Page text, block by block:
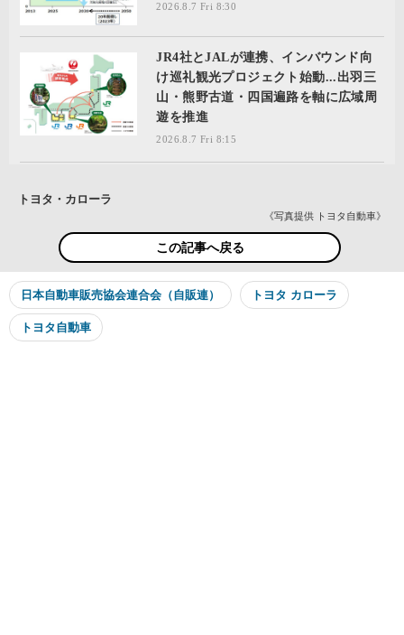
2026.8.7 Fri 8:30
JR4社とJALが連携、インバウンド向
け巡礼観光プロジェクト始動...出羽三
山・熊野古道・四国遍路を軸に広域周
遊を推進
2026.8.7 Fri 8:15
《写真提供 トヨタ自動車》
トヨタ・カローラ
この記事へ戻る
日本自動車販売協会連合会（自販連） トヨタ カローラ
トヨタ自動車